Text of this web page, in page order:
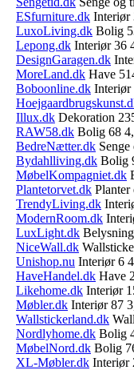
ESfurniture.dk Interiør
LuxoLiving.dk Bolig
Lepong.dk Interiør 36
DesignGaragen.dk
MoreLand.dk Have
Boboonline.dk Interiør
Illux.dk Dekoration
RAW58.dk Bolig 68
BedreNætter.dk
Bydahlliving.dk Bolig
MøbelKompagniet.dk
Plantetorvet.dk Planter
TrendyLiving.dk
ModernRoom.dk
LuxLight.dk
NiceWall.dk
Unishop.nu Interiør 6
HaveHandel.dk Have
Likehome.dk Interiør
Møbler.dk Interiør 87
Wallstickerland.dk
Nordlyhome.dk Bolig
MøbelNord.dk Bolig
XL-Møbler.dk Interiør